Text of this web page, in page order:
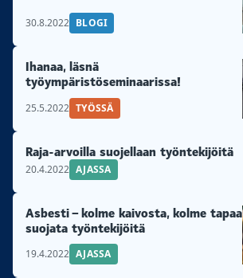
30.8.2022 BLOGI
Ihanaa, läsnä
työympäristöseminaarissa!
25.5.2022 TYÖSSÄ
Raja-arvoilla suojellaan työntekijöitä
20.4.2022 AJASSA
Asbesti – kolme kaivosta, kolme tapaa
suojata työntekijöitä
19.4.2022 AJASSA